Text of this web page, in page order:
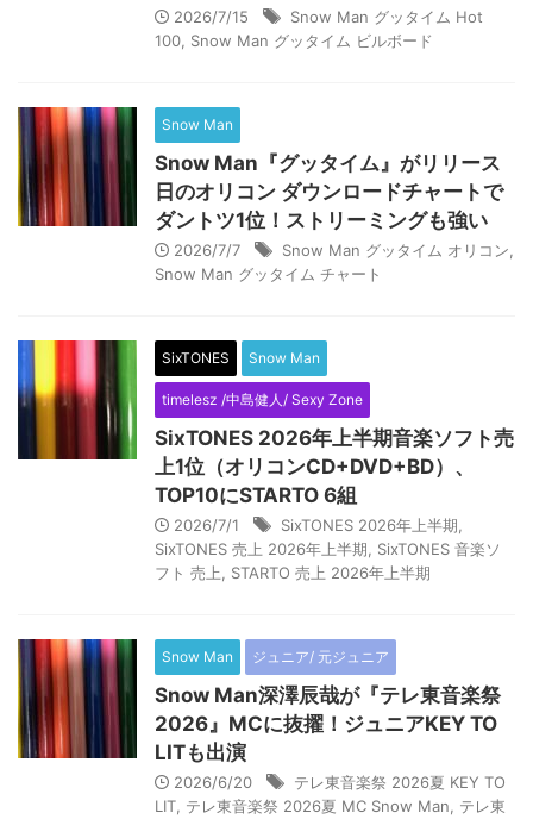
2026/7/15
Snow Man グッタイム Hot
100 Snow Man グッタイム ビルボード
Snow Man
Snow Man『グッタイム』がリリース
日のオリコン ダウンロードチャートで
ダントツ1位！ストリーミングも強い
2026/7/7 Snow Man グッタイム オリコン
Snow Man グッタイム チャート
SixTONES Snow Man
timelesz /中島健人/ Sexy Zone
SixTONES 2026年上半期音楽ソフト売
上1位（オリコンCD+DVD+BD）、
TOP10にSTARTO 6組
2026/7/1 SixTONES 2026年上半期
SixTONES 売上 2026年上半期
SixTONES 音楽ソ
フト 売上
STARTO 売上 2026年上半期
Snow Man ジュニア/ 元ジュニア
Snow Man深澤辰哉が『テレ東音楽祭
2026』MCに抜擢！ジュニアKEY TO
LITも出演
2026/6/20
テレ東音楽祭 2026夏 KEY TO
LIT テレ東音楽祭 2026夏 MC Snow Man
テレ東